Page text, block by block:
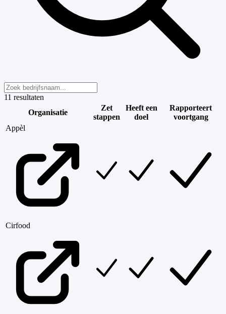
11 resultaten
Organisatie
Zet
stappen
Heeft een
doel
Rapporteert
voortgang
Appèl
Cirfood